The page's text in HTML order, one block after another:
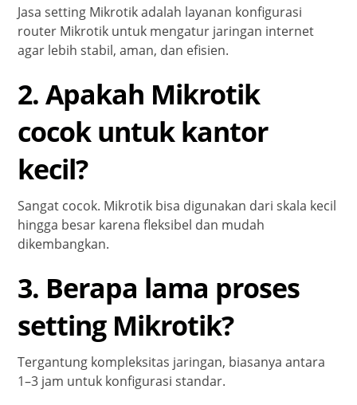
Jasa setting Mikrotik adalah layanan konfigurasi
router Mikrotik untuk mengatur jaringan internet
agar lebih stabil, aman, dan efisien.
2. Apakah Mikrotik
cocok untuk kantor
kecil?
Sangat cocok. Mikrotik bisa digunakan dari skala kecil
hingga besar karena fleksibel dan mudah
dikembangkan.
3. Berapa lama proses
setting Mikrotik?
Tergantung kompleksitas jaringan, biasanya antara
1–3 jam untuk konfigurasi standar.